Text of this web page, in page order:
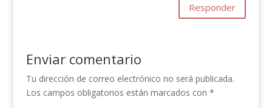
Responder
Enviar comentario
Tu dirección de correo electrónico no será publicada.
Los campos obligatorios están marcados con *